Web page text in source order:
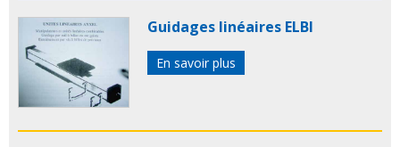
Guidages linéaires ELBI
En savoir plus